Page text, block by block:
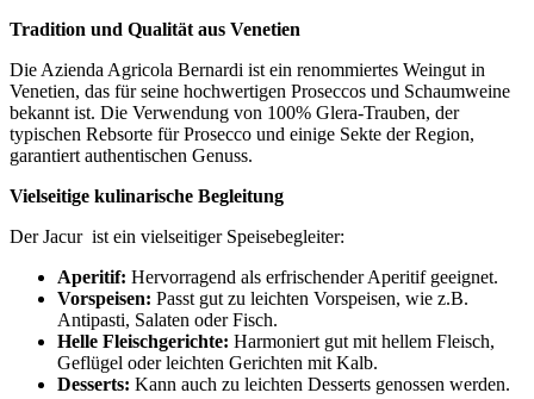
Tradition und Qualität aus Venetien
Die Azienda Agricola Bernardi ist ein renommiertes Weingut in
Venetien, das für seine hochwertigen Proseccos und Schaumweine
bekannt ist. Die Verwendung von 100% Glera-Trauben, der
typischen Rebsorte für Prosecco und einige Sekte der Region,
garantiert authentischen Genuss.
Vielseitige kulinarische Begleitung
Der Jacur ist ein vielseitiger Speisebegleiter:
Aperitif: Hervorragend als erfrischender Aperitif geeignet.
Vorspeisen: Passt gut zu leichten Vorspeisen, wie z.B.
Antipasti, Salaten oder Fisch.
Helle Fleischgerichte: Harmoniert gut mit hellem Fleisch,
Geflügel oder leichten Gerichten mit Kalb.
Desserts: Kann auch zu leichten Desserts genossen werden.